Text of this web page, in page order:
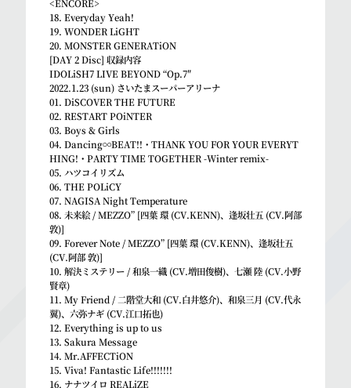
<ENCORE>
18. Everyday Yeah!
19. WONDER LiGHT
20. MONSTER GENERATiON
[DAY 2 Disc] 収録内容
IDOLiSH7 LIVE BEYOND “Op.7″
2022.1.23 (sun) さいたまスーパーアリーナ
01. DiSCOVER THE FUTURE
02. RESTART POiNTER
03. Boys & Girls
04. Dancing∞BEAT!!・THANK YOU FOR YOUR EVERYT
HING!・PARTY TIME TOGETHER -Winter remix-
05. ハツコイリズム
06. THE POLiCY
07. NAGISA Night Temperature
08. 未来絵 / MEZZO” [四葉 環 (CV.KENN)、逢坂壮五 (CV.阿部
敦)]
09. Forever Note / MEZZO” [四葉 環 (CV.KENN)、逢坂壮五
(CV.阿部 敦)]
10. 解決ミステリー / 和泉一織 (CV.増田俊樹)、七瀬 陸 (CV.小野
賢章)
11. My Friend / 二階堂大和 (CV.白井悠介)、和泉三月 (CV.代永
翼)、六弥ナギ (CV.江口拓也)
12. Everything is up to us
13. Sakura Message
14. Mr.AFFECTiON
15. Viva! Fantastic Life!!!!!!!
16. ナナツイロ REALiZE